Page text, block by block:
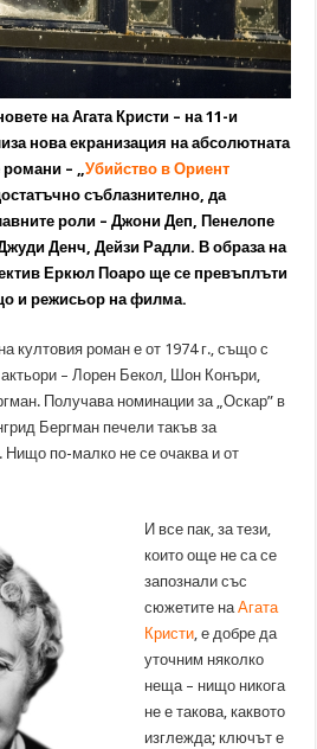
на Агата Кристи – на 11-и
нова екранизация на абсолютната
романи – „Убийство в Ориент
съблазнително, да
роли – Джони Деп, Пенелопе
Денч, Дейзи Радли. В образа на
Еркюл Поаро ще се превъплъти
и режисьор на филма.
култовия роман е от 1974 г., също с
– Лорен Бекол, Шон Конъри,
Получава номинации за „Оскар” в
Бергман печели такъв за
по-малко не се очаква и от
И все пак, за тези,
които още не са се
запознали със
сюжетите наАгата
Кристи, е добре да
уточним няколко
неща – нищо никога
не е такова, каквото
изглежда; ключът е